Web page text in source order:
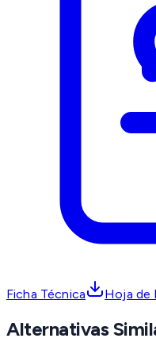
Ficha Técnica Hoja de
Alternativas